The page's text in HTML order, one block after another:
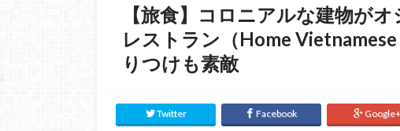
【旅食】コロニアルな建物が
レストラン（Home
りつけも素敵
Twitter Facebook Google+